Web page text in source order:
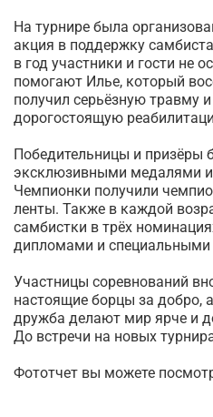
На турнире была
акция в поддержку
в год участники и гости не
помогают Илье, который
получил серьёзную травму
дорогостоящую
Победительницы и призёры
эксклюзивными медалями
Чемпионки получили
ленты. Также в каждой
самбистки в трёх
дипломами и специальными
Участницы соревнований
настоящие борцы за добро,
дружба делают мир ярче и
До встречи на новых
Фототчет вы можете